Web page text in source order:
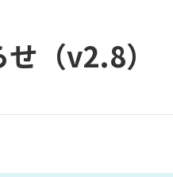
（v2.8）